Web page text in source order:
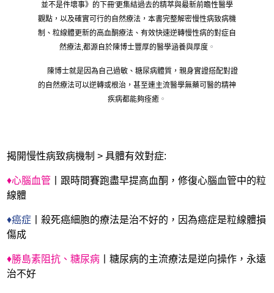
並不是件壞事》的下冊'更集結過去的精萃與最新前瞻性醫學
觀點，以及確實可行的自然療法，本書完整解密慢性病致病機
制、粒線體更新的高血酮療法、有效快速逆轉慢性病的對症自
然療法,都源自於陳博士豐厚的醫學涵養與厚度。
陳博士就是因為自己過敏、糖尿病體質，親身實證搭配對證
的自然療法可以逆轉或根治，甚至連主流醫學無藥可醫的精神
疾病都能夠痊癒 。
揭開慢性病致病機制 > 具體有效對症:
♦心腦血管 丨跟時間賽跑盡早提高血酮，修復心腦血管中的粒
線體
♦癌症 丨殺死癌細胞的療法是治不好的，因為癌症是粒線體損
傷成
♦勝島素阻抗、糖尿病 丨糖尿病的主流療法是逆向操作，永遠
治不好